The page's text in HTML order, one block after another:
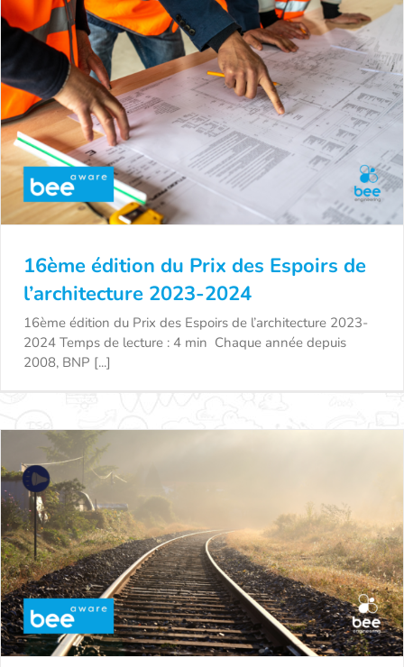
16ème édition du Prix des Espoirs de
16ème édition du Prix des Espoirs de
l’architecture 2023-2024
16ème édition du Prix des Espoirs de l’architecture 2023-
2024 Temps de lecture : 4 min Chaque année depuis
2008, BNP [...]